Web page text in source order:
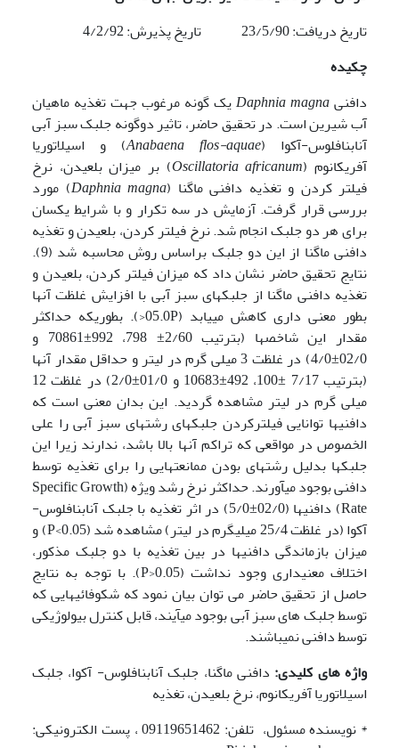
تاریخ دریافت: 23/5/90 تاریخ پذیرش: 4/2/92
چکیده
دافنیDaphnia magnaیک گونه مرغوب جهت تغذیه ماهیان
آب شیرین است. در تحقیق حاضر، تاثیر دوگونه جلبک سبز آبی
آنابنافلوس-آکوا (Anabaena flos-aquae) و اسیلاتوریا
آفریکانوم (
Oscillatoria africanum
) بر میزان بلعیدن، نرخ
فیلتر کردن و تغذیه دافنی ماگنا (
Daphnia magna
) مورد
بررسی قرار گرفت. آزمایش در سه تکرار و با شرایط یکسان
برای هر دو جلبک انجام شد. نرخ فیلتر کردن، بلعیدن و تغذیه
دافنی ماگنا از این دو جلبک براساس روش محاسبه شد (9).
نتایج تحقیق حاضر نشان داد که میزان فیلتر کردن، بلعیدن و
تغذیه دافنی ماگنا از جلبکهای سبز آبی با افزایش غلظت آنها
بطور معنی داری کاهش می­یابد (05.0P<). بطوریکه حداکثر
مقدار این شاخصها (بترتیب 2/60± 798، 992±70861 و
02/0±4/0) در غلظت 3 میلی گرم در لیتر و حداقل مقدار آنها
(بترتیب 7/17 ±100، 492±10683 و 01/0±2/0) در غلظت 12
میلی گرم در لیتر مشاهده گردید. این بدان معنی است که
دافنی­ها توانایی فیلترکردن جلبکهای رشته­ای سبز آبی را علی
الخصوص در مواقعی که تراکم آنها بالا باشد، ندارند زیرا این
جلبکها بدلیل رشته­ای بودن ممانعت­هایی را برای تغذیه توسط
دافنی بوجود می­آورند. حداکثر نرخ رشد ویژه (Specific Growth
Rate) دافنی­ها (02/0±5/0) در اثر تغذیه با جلبک آنابنافلوس-
آکوا (در غلظت 25/4 میلی­گرم در لیتر) مشاهده شد (P<0.05) و
میزان بازماندگی دافنی­ها در بین تغذیه با دو جلبک مذکور،
اختلاف معنی­داری وجود نداشت (P>0.05). با توجه به نتایج
حاصل از تحقیق حاضر می توان بیان نمود که شکوفائی­هایی که
توسط جلبک های سبز آبی بوجود می­آیند، قابل کنترل بیولوژیکی
توسط دافنی نمی­باشند.
واژه های کلیدی: دافنی ماگنا، جلبک آنابنافلوس- آکوا، جلبک
اسیلاتوریا آفریکانوم، نرخ بلعیدن، تغذیه
* نویسنده مسئول، تلفن: 09119651462 ، پست الکترونیکی: